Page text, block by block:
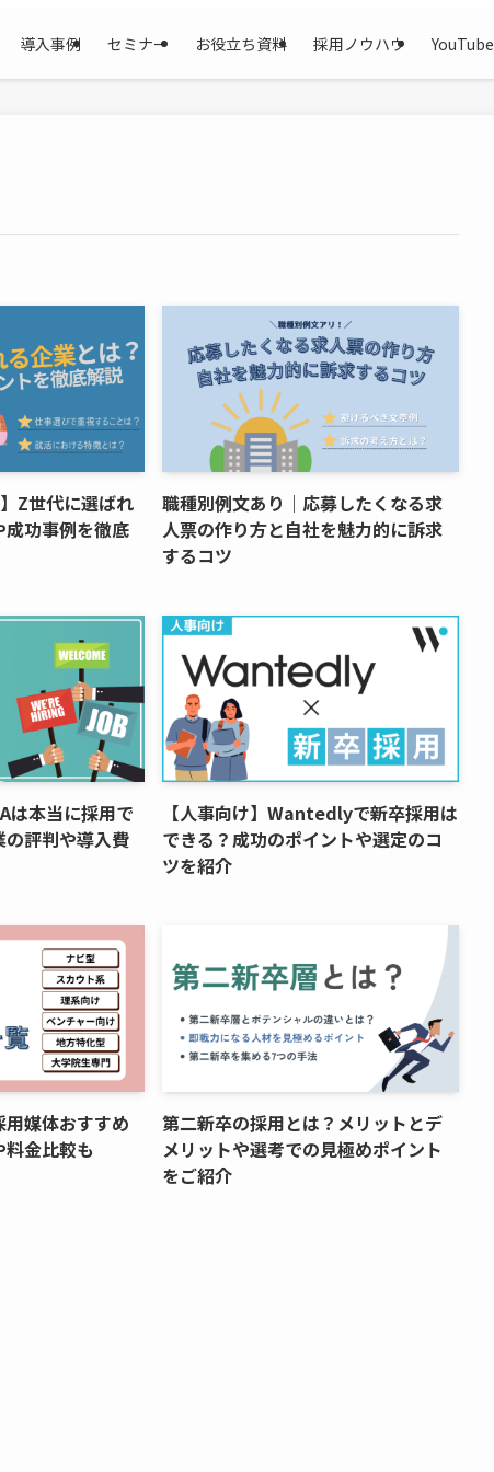
導入事例 セミナー お役立ち資料 採用ノウハウ YouTube
Z世代に選ばれ
功事例を徹底
職種別例文あり｜応募したくなる求
人票の作り方と自社を魅力的に訴求
するコツ
は本当に採用で
の評判や導入費
【人事向け】Wantedlyで新卒採用は
できる？成功のポイントや選定のコ
ツを紹介
用媒体おすすめ
金比較も
第二新卒の採用とは？メリットとデ
メリットや選考での見極めポイント
をご紹介